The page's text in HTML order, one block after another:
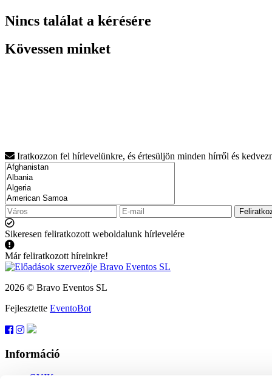
Nincs találat a kérésére
Kövessen minket
Iratkozzon fel hírlevelünkre, és értesüljön minden hírről és
Sikeresen feliratkozott weboldalunk hírlevelére
Már feliratkozott híreinkre!
2026 © Bravo Eventos SL
Fejlesztette EventoBot
Információ